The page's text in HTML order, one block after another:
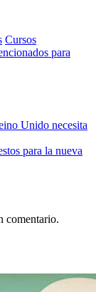
Cursos
para
Unido necesita
para la nueva
comentario.